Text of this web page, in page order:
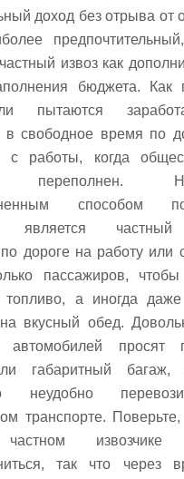
доход без отрыва от
извоз как
бюджета. Как
пытаются
в свободное время по
с работы, когда
переполнен.
способом
является
дороге на работу или
пассажиров, чтобы
а иногда даже
на вкусный обед.
автомобилей просят
габаритный багаж,
неудобно
транспорте.
извозчике
так что через